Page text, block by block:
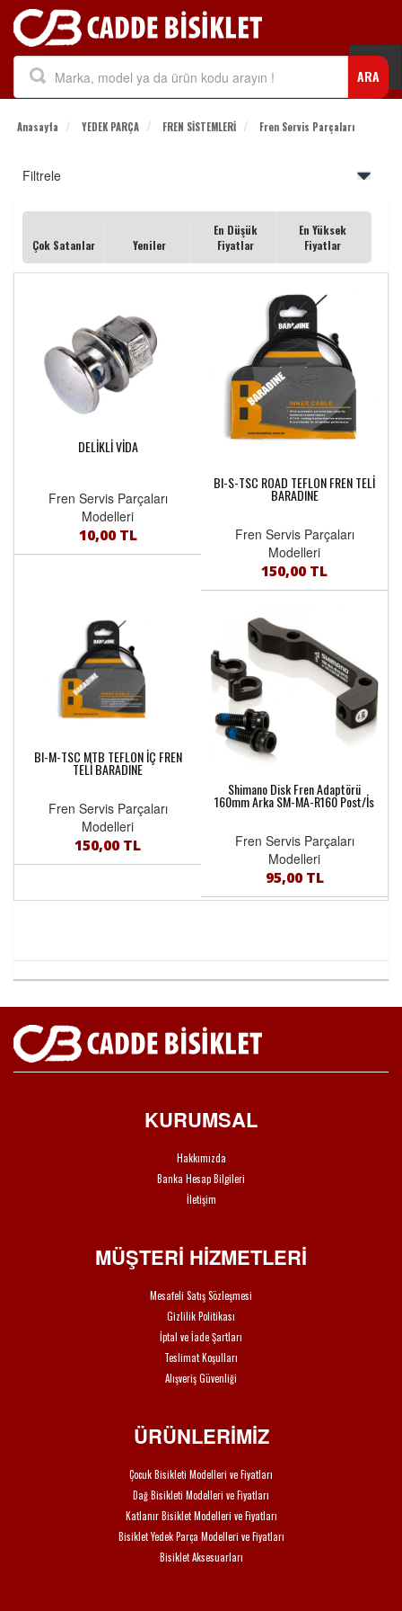
ARA
Anasayfa YEDEK PARÇA FREN SİSTEMLERİ Fren Servis Parçaları
Filtrele
Çok Satanlar Yeniler
En Düşük
Fiyatlar
En Yüksek
Fiyatlar
DELİKLİ VİDA
Fren Servis Parçaları
Modelleri
10,00 TL
BI-S-TSC ROAD TEFLON FREN TELİ
BARADINE
Fren Servis Parçaları
Modelleri
150,00 TL
BI-M-TSC MTB TEFLON İÇ FREN
TELİ BARADINE
Fren Servis Parçaları
Modelleri
150,00 TL
Shimano Disk Fren Adaptörü
160mm Arka SM-MA-R160 Post/İs
Fren Servis Parçaları
Modelleri
95,00 TL
KURUMSAL
Hakkımızda
Banka Hesap Bilgileri
İletişim
MÜŞTERİ HİZMETLERİ
Mesafeli Satış Sözleşmesi
Gizlilik Politikası
İptal ve İade Şartları
Teslimat Koşulları
Alışveriş Güvenliği
ÜRÜNLERİMİZ
Çocuk Bisikleti Modelleri ve Fiyatları
Dağ Bisikleti Modelleri ve Fiyatları
Katlanır Bisiklet Modelleri ve Fiyatları
Bisiklet Yedek Parça Modelleri ve Fiyatları
Bisiklet Aksesuarları